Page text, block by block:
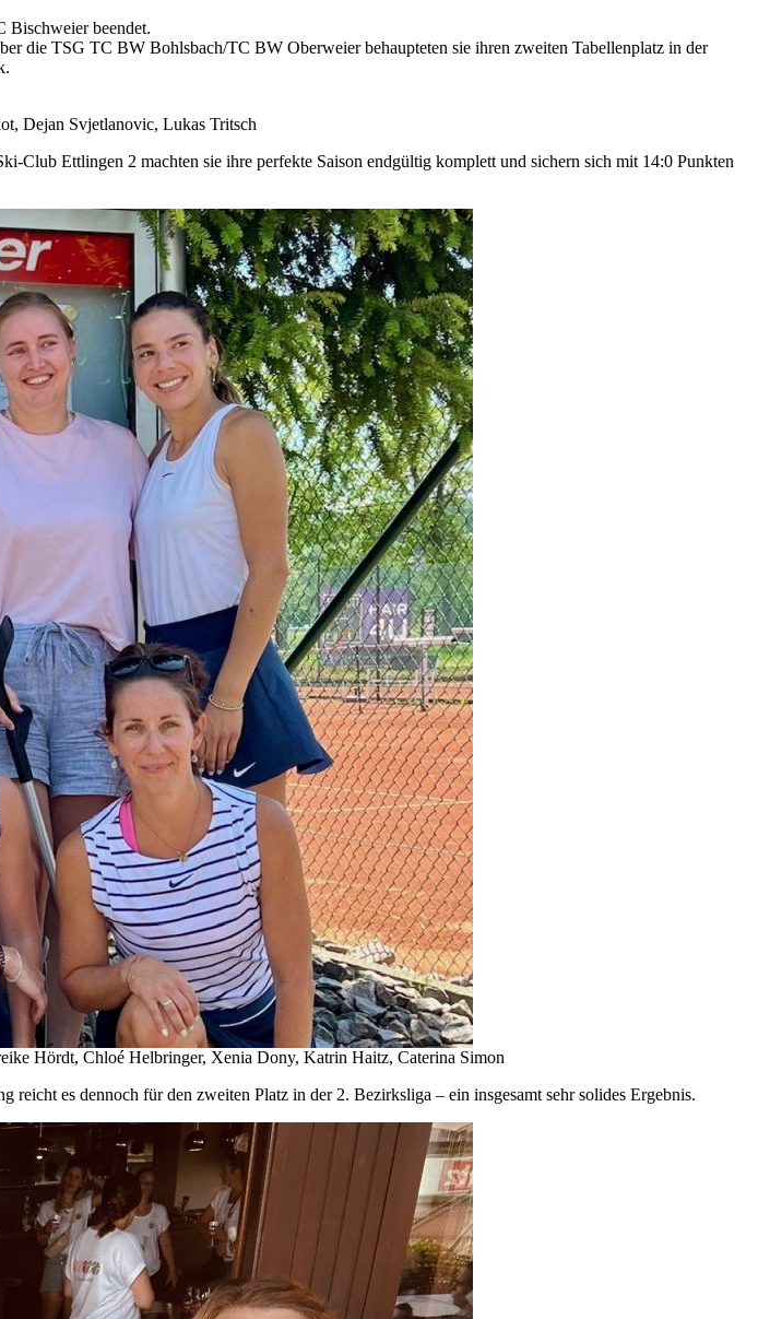
Bischweier beendet.
die TSG TC BW Bohlsbach/TC BW Oberweier behaupteten sie ihren zweiten Tabellenplatz in der
Dejan Svjetlanovic, Lukas Tritsch
Club Ettlingen 2 machten sie ihre perfekte Saison endgültig komplett und sichern sich mit 14:0 Punkten
Hördt, Chloé Helbringer, Xenia Dony, Katrin Haitz, Caterina Simon
es dennoch für den zweiten Platz in der 2. Bezirksliga – ein insgesamt sehr solides Ergebnis.